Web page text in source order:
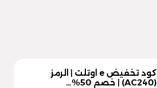
كود تخفيض e اوتلت | الرمز
(AC240) | خصم 50%…